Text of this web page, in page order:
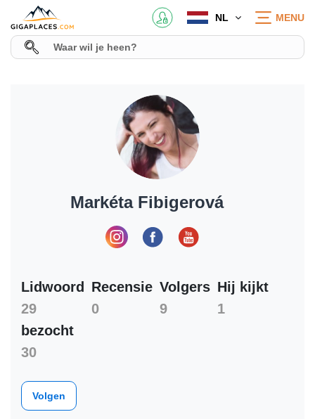
NL MENU
Markéta Fibigerová
Lidwoord
29
Recensie
0
Volgers
9
Hij kijkt
1
bezocht
30
Volgen